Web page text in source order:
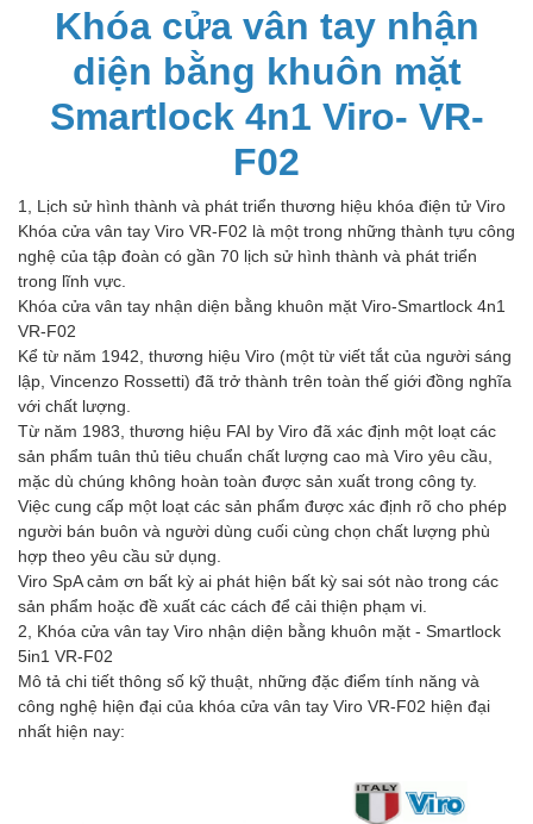
Khóa cửa vân tay nhận
diện bằng khuôn mặt
Smartlock 4n1 Viro- VR-
F02
1, Lịch sử hình thành và phát triển thương hiệu khóa điện tử Viro
Khóa cửa vân tay Viro VR-F02 là một trong những thành tựu công
nghệ của tập đoàn có gần 70 lịch sử hình thành và phát triển
trong lĩnh vực.
Khóa cửa vân tay nhận diện bằng khuôn mặt Viro-Smartlock 4n1
VR-F02
Kể từ năm 1942, thương hiệu Viro (một từ viết tắt của người sáng
lập, Vincenzo Rossetti) đã trở thành trên toàn thế giới đồng nghĩa
với chất lượng.
Từ năm 1983, thương hiệu FAI by Viro đã xác định một loạt các
sản phẩm tuân thủ tiêu chuẩn chất lượng cao mà Viro yêu cầu,
mặc dù chúng không hoàn toàn được sản xuất trong công ty.
Việc cung cấp một loạt các sản phẩm được xác định rõ cho phép
người bán buôn và người dùng cuối cùng chọn chất lượng phù
hợp theo yêu cầu sử dụng.
Viro SpA cảm ơn bất kỳ ai phát hiện bất kỳ sai sót nào trong các
sản phẩm hoặc đề xuất các cách để cải thiện phạm vi.
2, Khóa cửa vân tay Viro nhận diện bằng khuôn mặt - Smartlock
5in1 VR-F02
Mô tả chi tiết thông số kỹ thuật, những đặc điểm tính năng và
công nghệ hiện đại của khóa cửa vân tay Viro VR-F02 hiện đại
nhất hiện nay: